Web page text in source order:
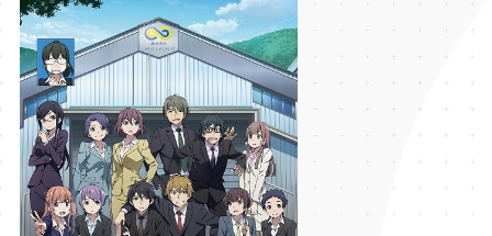
Classroom☆Crisisスペシャルイ
ック・エンジニアリング 発足式
の詳細情報を公開いたしました！
あわせて今回のイベントビジュア